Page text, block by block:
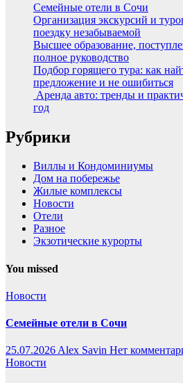
Семейные отели в Сочи
Организация экскурсий и
поездку незабываемой
Высшее образование,
полное руководство
Подбор горящего тура: как
предложение и не ошибиться
Аренда авто: тренды и
год
Рубрики
Виллы и Кондоминиумы
Дом на побережье
Жилые комплексы
Новости
Отели
Разное
Экзотические курорты
You missed
Новости
Семейные отели в Сочи
25.07.2026Alex Savin Нет
Новости